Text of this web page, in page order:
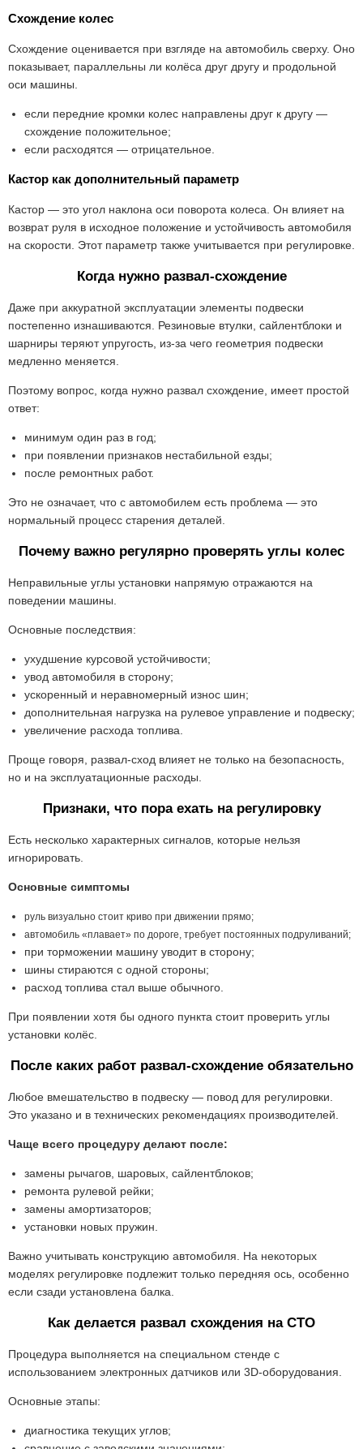
Схождение колес
Схождение оценивается при взгляде на автомобиль сверху. Оно
показывает, параллельны ли колёса друг другу и продольной
оси машины.
если передние кромки колес направлены друг к другу —
схождение положительное;
если расходятся — отрицательное.
Кастор как дополнительный параметр
Кастор — это угол наклона оси поворота колеса. Он влияет на
возврат руля в исходное положение и устойчивость автомобиля
на скорости. Этот параметр также учитывается при регулировке.
Когда нужно развал-схождение
Даже при аккуратной эксплуатации элементы подвески
постепенно изнашиваются. Резиновые втулки, сайлентблоки и
шарниры теряют упругость, из-за чего геометрия подвески
медленно меняется.
Поэтому вопрос, когда нужно развал схождение, имеет простой
ответ:
минимум один раз в год;
при появлении признаков нестабильной езды;
после ремонтных работ.
Это не означает, что с автомобилем есть проблема — это
нормальный процесс старения деталей.
Почему важно регулярно проверять углы колес
Неправильные углы установки напрямую отражаются на
поведении машины.
Основные последствия:
ухудшение курсовой устойчивости;
увод автомобиля в сторону;
ускоренный и неравномерный износ шин;
дополнительная нагрузка на рулевое управление и подвеску;
увеличение расхода топлива.
Проще говоря, развал-сход влияет не только на безопасность,
но и на эксплуатационные расходы.
Признаки, что пора ехать на регулировку
Есть несколько характерных сигналов, которые нельзя
игнорировать.
Основные симптомы
руль визуально стоит криво при движении прямо;
автомобиль «плавает» по дороге, требует постоянных подруливаний;
при торможении машину уводит в сторону;
шины стираются с одной стороны;
расход топлива стал выше обычного.
При появлении хотя бы одного пункта стоит проверить углы
установки колёс.
После каких работ развал-схождение обязательно
Любое вмешательство в подвеску — повод для регулировки.
Это указано и в технических рекомендациях производителей.
Чаще всего процедуру делают после:
замены рычагов, шаровых, сайлентблоков;
ремонта рулевой рейки;
замены амортизаторов;
установки новых пружин.
Важно учитывать конструкцию автомобиля. На некоторых
моделях регулировке подлежит только передняя ось, особенно
если сзади установлена балка.
Как делается развал схождения на СТО
Процедура выполняется на специальном стенде с
использованием электронных датчиков или 3D-оборудования.
Основные этапы:
диагностика текущих углов;